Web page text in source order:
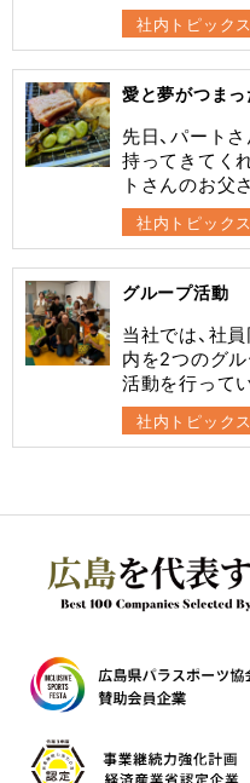
社内トピックス
愛と夢がつま
先日、パート
持ってきてく
トさんのお父
社内トピックス
グループ活動
当社では、社
内を2つのグ
活動を行って
社内トピックス